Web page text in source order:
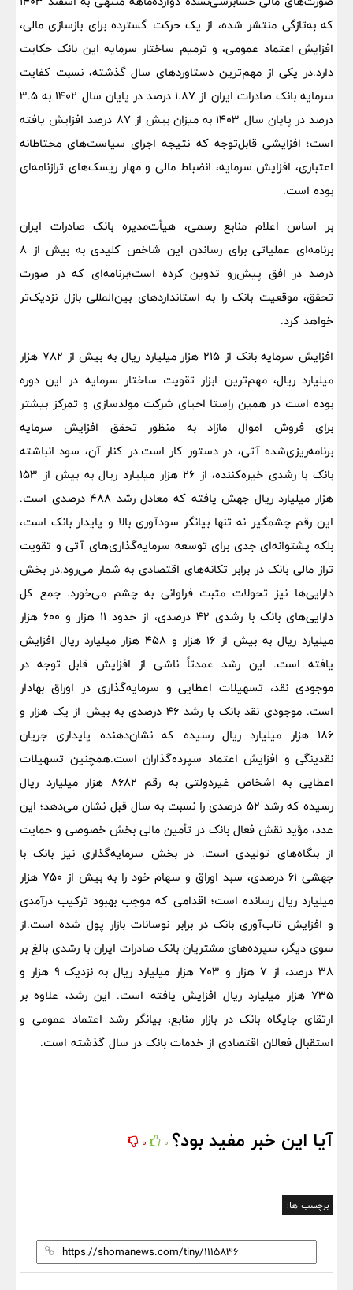
که به‌تازگی منتشر شده، از یک حرکت گسترده برای بازسازی مالی،
افزایش اعتماد عمومی، و ترمیم ساختار سرمایه این بانک حکایت
دارد.در یکی از مهم‌ترین دستاوردهای سال گذشته، نسبت کفایت
سرمایه بانک صادرات ایران از ۱.۸۷ درصد در پایان سال ۱۴۰۲ به ۳.۵
درصد در پایان سال ۱۴۰۳ به میزان بیش از ۸۷ درصد افزایش یافته
است؛ افزایشی قابل‌توجه که نتیجه اجرای سیاست‌های محتاطانه
اعتباری، افزایش سرمایه، انضباط مالی و مهار ریسک‌های ترازنامه‌ای
بوده است.
بر اساس اعلام منابع رسمی، هیأت‌مدیره بانک صادرات ایران
برنامه‌ای عملیاتی برای رساندن این شاخص کلیدی به بیش از ۸
درصد در افق پیش‌رو تدوین کرده است؛برنامه‌ای که در صورت
تحقق، موقعیت بانک را به استانداردهای بین‌المللی بازل نزدیک‌تر
خواهد کرد.
افزایش سرمایه بانک از ۲۱۵ هزار میلیارد ریال به بیش از ۷۸۲ هزار
میلیارد ریال، مهم‌ترین ابزار تقویت ساختار سرمایه در این دوره
بوده است در همین راستا احیای شرکت مولد‌سازی و تمرکز بیشتر
برای فروش اموال مازاد به منظور تحقق افزایش سرمایه
برنامه‌ریزی‌شده آتی، در دستور کار است.در کنار آن، سود انباشته
بانک با رشدی خیره‌کننده، از ۲۶ هزار میلیارد ریال به بیش از ۱۵۳
هزار میلیارد ریال جهش یافته که معادل رشد ۴۸۸ درصدی است.
این رقم چشمگیر نه تنها بیانگر سودآوری بالا و پایدار بانک است،
بلکه پشتوانه‌ای جدی برای توسعه سرمایه‌گذاری‌های آتی و تقویت
تراز مالی بانک در برابر تکانه‌های اقتصادی به شمار می‌رود.در بخش
دارایی‌ها نیز تحولات مثبت فراوانی به چشم می‌خورد. جمع کل
دارایی‌های بانک با رشدی ۴۲ درصدی، از حدود ۱۱ هزار و ۶۰۰ هزار
میلیارد ریال به بیش از ۱۶ هزار و ۴۵۸ هزار میلیارد ریال افزایش
یافته است. این رشد عمدتاً ناشی از افزایش قابل توجه در
موجودی نقد، تسهیلات اعطایی و سرمایه‌گذاری در اوراق بهادار
است. موجودی نقد بانک با رشد ۴۶ درصدی به بیش از یک هزار و
۱۸۶ هزار میلیارد ریال رسیده که نشان‌دهنده پایداری جریان
نقدینگی و افزایش اعتماد سپرده‌گذاران است.همچنین تسهیلات
اعطایی به اشخاص غیردولتی به رقم ۸۶۸۲ هزار میلیارد ریال
رسیده که رشد ۵۲ درصدی را نسبت به سال قبل نشان می‌دهد؛ این
عدد، مؤید نقش فعال بانک در تأمین مالی بخش خصوصی و حمایت
از بنگاه‌های تولیدی است. در بخش سرمایه‌گذاری نیز بانک با
جهشی ۶۱ درصدی، سبد اوراق و سهام خود را به بیش از ۷۵۰ هزار
میلیارد ریال رسانده است؛ اقدامی که موجب بهبود ترکیب درآمدی
و افزایش تاب‌آوری بانک در برابر نوسانات بازار پول شده است.از
سوی دیگر، سپرده‌های مشتریان بانک صادرات ایران با رشدی بالغ بر
۳۸ درصد، از ۷ هزار و ۷۰۳ هزار میلیارد ریال به نزدیک ۹ هزار و
۷۳۵ هزار میلیارد ریال افزایش یافته است. این رشد، علاوه بر
ارتقای جایگاه بانک در بازار منابع، بیانگر رشد اعتماد عمومی و
استقبال فعالان اقتصادی از خدمات بانک در سال گذشته است.​
آیا این خبر مفید بود؟ 0
0
برچسب ها: